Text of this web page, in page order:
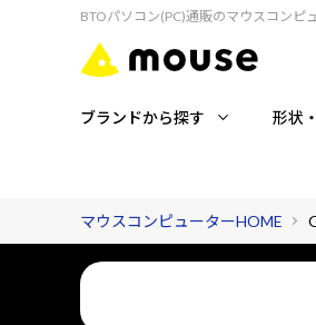
BTOパソコン(PC)通販のマウスコンピ
ブランドから探す 形状
マウスコンピューターHOME